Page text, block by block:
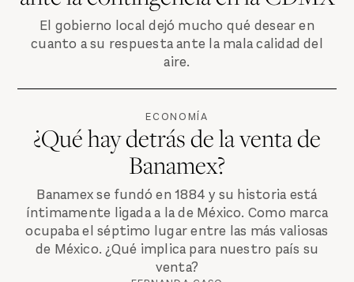
El gobierno local dejó mucho qué desear en
cuanto a su respuesta ante la mala calidad del
aire.
ECONOMÍA
¿Qué hay detrás de la venta de
Banamex?
Banamex se fundó en 1884 y su historia está
íntimamente ligada a la de México. Como marca
ocupaba el séptimo lugar entre las más valiosas
de México. ¿Qué implica para nuestro país su
venta?